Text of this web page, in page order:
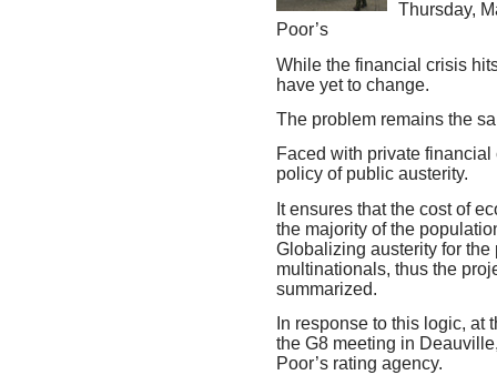
Thursday,
Poor’s
While the financial crisis
have yet to change.
The problem remains the
Faced with private
policy of public austerity.
It ensures that the cost of
the majority of the
Globalizing austerity for
multinationals, thus the
summarized.
In response to this logic, at
the G8 meeting in
Poor’s rating agency.